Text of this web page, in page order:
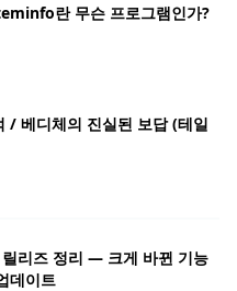
란 무슨 프로그램인가?
/ 베디체의 진실된 보답 (테일
리즈 정리 — 크게 바뀐 기능
데이트